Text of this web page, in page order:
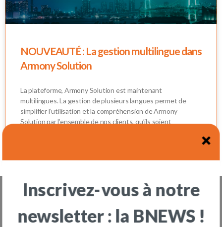
NOUVEAUTÉ : La gestion multilingue dans
Armony Solution
La plateforme, Armony Solution est maintenant
multilingues. La gestion de plusieurs langues permet de
simplifier l’utilisation et la compréhension de Armony
Solution par l’ensemble de nos clients, qu’ils soient
L'aventure OOTARY vous fait envie ?
Inscrivez-vous à notre
newsletter : la BNEWS !